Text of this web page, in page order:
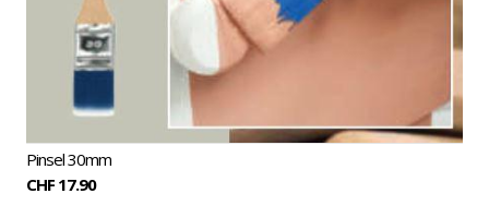
Pinsel 30mm
CHF 17.90